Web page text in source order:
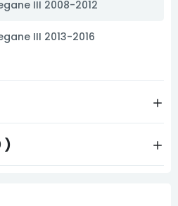
III 2008-2012
III 2013-2016
)